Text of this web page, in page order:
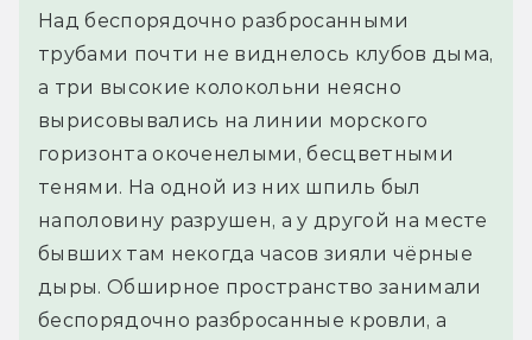
Над беспорядочно разбросанными
трубами почти не виднелось клубов дыма,
а три высокие колокольни неясно
вырисовывались на линии морского
горизонта окоченелыми, бесцветными
тенями. На одной из них шпиль был
наполовину разрушен, а у другой на месте
бывших там некогда часов зияли чёрные
дыры. Обширное пространство занимали
беспорядочно разбросанные кровли, а